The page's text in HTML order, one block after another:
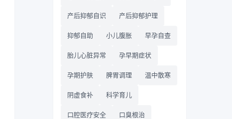
产后抑郁自识 产后抑郁护理
抑郁自助 小儿腹胀 早孕自查
胎儿心脏异常 孕早期症状
孕期护肤 脾胃调理 温中散寒
阴虚食补 科学育儿
口腔医疗安全 口臭根治